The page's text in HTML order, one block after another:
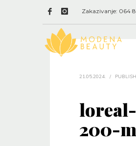
Zakazivanje: 064
21.05.2024. /
200-